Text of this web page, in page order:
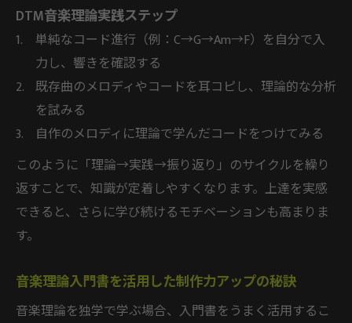
DTM音楽理論実践ステップ
単純なコード進行（例：C→G→Am→F）を自分で入
力し、響きを確認する
既存曲のメロディやコードを耳コピし、理論的な分析
を試みる
自作のメロディに理論で学んだコードをつけてみる
このように「理論→実践→振り返り」のサイクルを繰り
返すことで、知識が定着しやすくなります。上達を実感
できると、さらに学び続けるモチベーションも高まりま
す。
音楽理論入門書を活用した制作力アップの秘訣
音楽理論を独学で学ぶ場合、入門書をうまく活用するこ